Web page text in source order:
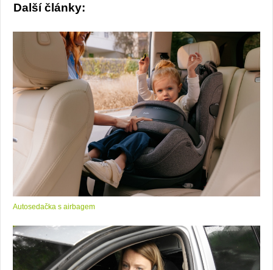
Další články:
Autosedačka s airbagem